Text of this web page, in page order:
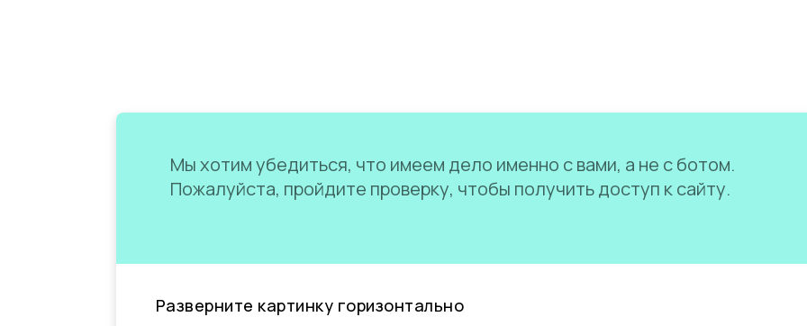
Мы хотим убедиться, что имеем дело именно с вами, а не с ботом.
Пожалуйста, пройдите проверку, чтобы получить доступ к сайту.
Разверните картинку горизонтально